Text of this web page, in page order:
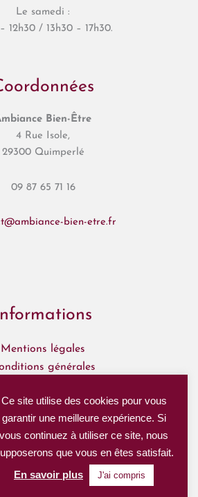
Le samedi :
12h30 / 13h30 – 17h30.
Bien-Être
4 Rue Isole,
29300 Quimperlé
09 87 65 71 16
bien-etre.fr
Mentions légales
générales
de confidentialité
Mon Compte
Mes commandes
Nous suivre
Ce site utilise des cookies pour vous
garantir une meilleure expérience. Si
vous continuez à utiliser ce site, nous
que vous en êtes satisfait.
En savoir plus
J'ai compris